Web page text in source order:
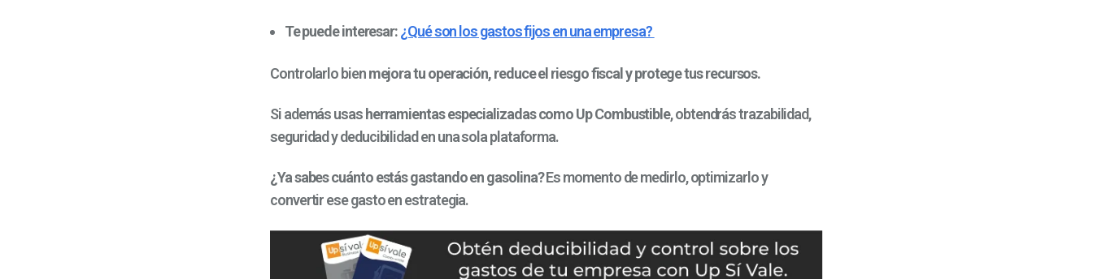
Te puede interesar:¿Qué son los gastos fijos en una empresa?
Controlarlo bienmejora tu operación, reduce el riesgo fiscal y protege tus recursos.
Si además usas herramientas especializadas como Up Combustible, obtendrás trazabilidad,
seguridad y deducibilidad en una sola plataforma.
¿Ya sabes cuánto estás gastando en gasolina?Es momento de medirlo, optimizarlo y
convertir ese gasto en estrategia.